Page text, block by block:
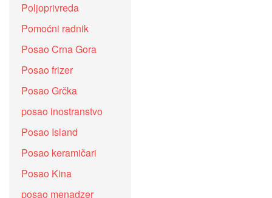
Poljoprivreda
Pomoćni radnik
Posao Crna Gora
Posao frizer
Posao Grčka
posao inostranstvo
Posao Island
Posao keramičari
Posao Kina
posao menadzer